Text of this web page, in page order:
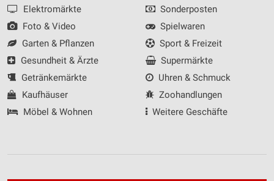
Elektromärkte
Foto & Video
Garten & Pflanzen
Gesundheit & Ärzte
Getränkemärkte
Kaufhäuser
Möbel & Wohnen
Sonderposten
Spielwaren
Sport & Freizeit
Supermärkte
Uhren & Schmuck
Zoohandlungen
Weitere Geschäfte